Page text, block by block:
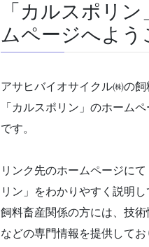
「カルスポリン
ムページへよう
アサヒバイオサイクル㈱の飼
「カルスポリン」のホーム
です。
リンク先のホームページに
リン」をわかりやすく説明し
飼料畜産関係の方には、技
などの専門情報を提供してお